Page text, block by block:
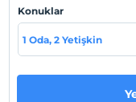
Konuklar
1 Oda, 2 Yetişkin